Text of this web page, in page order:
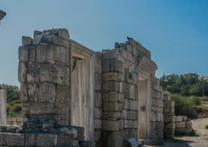
викрадені з фондів об’єкту
«Херсонеса Таврійського».
«Золото Візантії», але експерти та
це лише […]